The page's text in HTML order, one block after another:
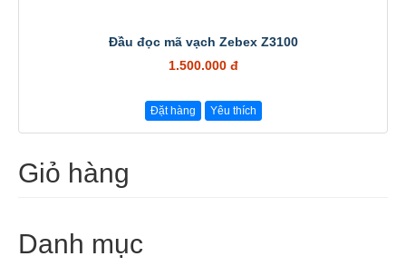
Đầu đọc mã vạch Zebex Z3100
1.500.000 đ
Đặt hàng Yêu thích
Giỏ hàng
Danh mục